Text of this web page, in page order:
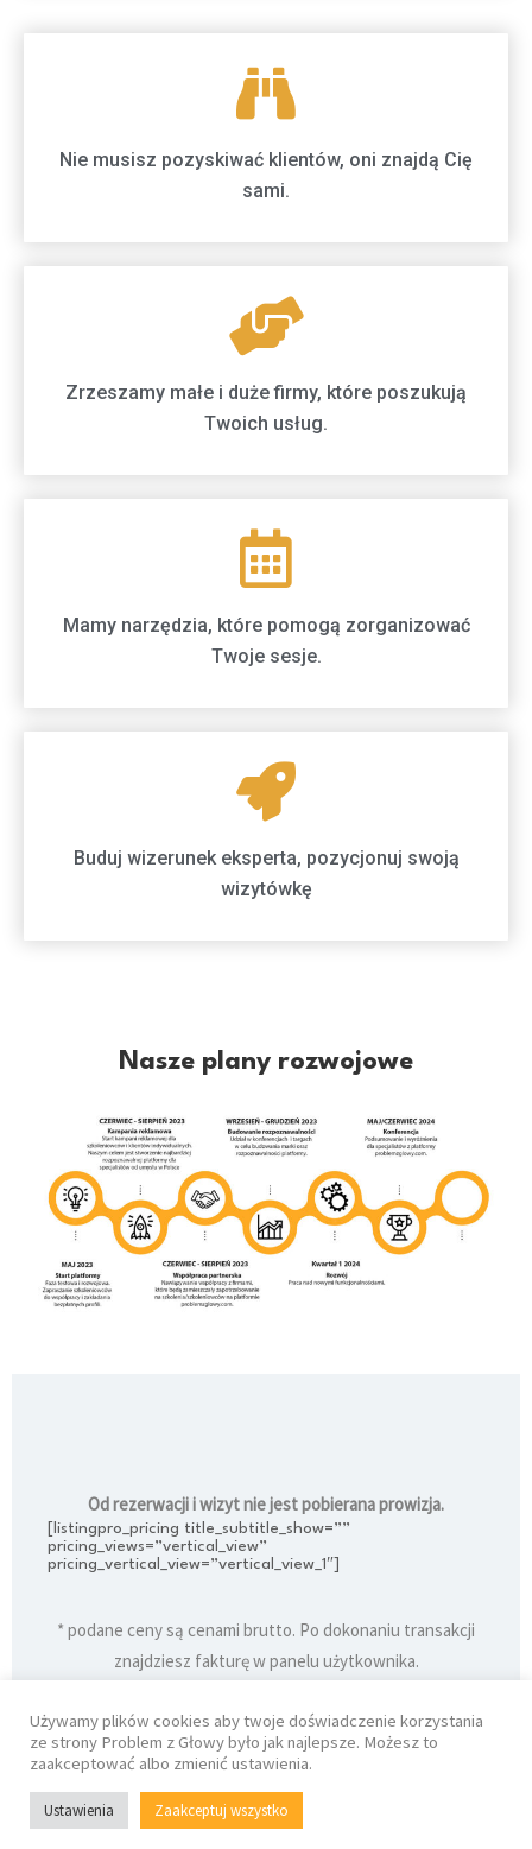
Nie musisz pozyskiwać klientów, oni znajdą Cię
sami.
Zrzeszamy małe i duże firmy, które poszukują
Twoich usług.
Mamy narzędzia, które pomogą zorganizować
Twoje sesje.
Buduj wizerunek eksperta, pozycjonuj swoją
wizytówkę
Nasze plany rozwojowe
Od rezerwacji i wizyt nie jest pobierana prowizja.
[listingpro_pricing title_subtitle_show=””
pricing_views=”vertical_view”
pricing_vertical_view=”vertical_view_1″]
* podane ceny są cenami brutto. Po dokonaniu transakcji
znajdziesz fakturę w panelu użytkownika.
Kontakt
Polityka Prywatności
Używamy plików cookies aby twoje doświadczenie korzystania
ze strony Problem z Głowy było jak najlepsze. Możesz to
zaakceptować albo zmienić ustawienia.
Ustawienia Zaakceptuj wszystko